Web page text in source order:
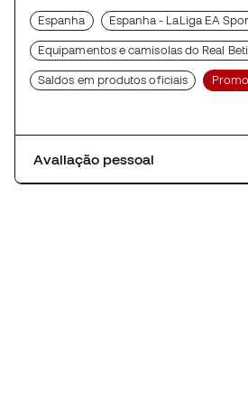
Espanha Espanha - LaLiga EA
Equipamentos e camisolas do Real
Saldos em produtos oficiais
Avaliação pessoal